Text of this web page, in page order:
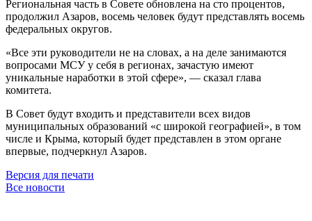
Региональная часть в Совете обновлена на сто процентов,
продолжил Азаров, восемь человек будут представлять восемь
федеральных округов.
«Все эти руководители не на словах, а на деле занимаются
вопросами МСУ у себя в регионах, зачастую имеют
уникальные наработки в этой сфере», — сказал глава
комитета.
В Совет будут входить и представители всех видов
муниципальных образований «с широкой географией», в том
числе и Крыма, который будет представлен в этом органе
впервые, подчеркнул Азаров.
Версия для печати
Все новости